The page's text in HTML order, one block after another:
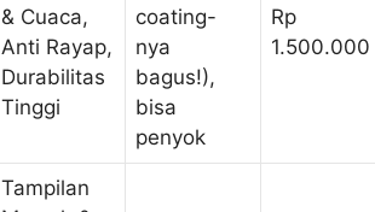
& Cuaca,
Anti Rayap,
Durabilitas
Tinggi
coating-
nya
bagus!),
bisa
penyok
Rp
1.500.000
Tampilan